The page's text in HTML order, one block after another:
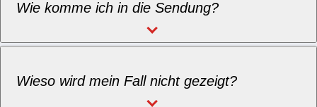
Wie komme ich in die Sendung?
Wieso wird mein Fall nicht gezeigt?